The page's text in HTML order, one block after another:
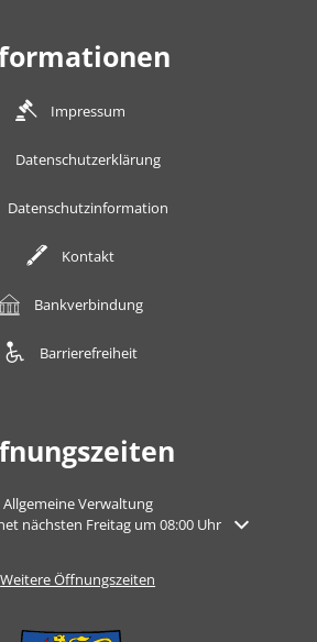
Impressum
Datenschutzerklärung
Datenschutzinformation
Kontakt
Bankverbindung
Barrierefreiheit
Allgemeine Verwaltung
Öffnungs- oder Schließzeiten auszublenden
nächsten Freitag um 08:00 Uhr
Weitere Öffnungszeiten